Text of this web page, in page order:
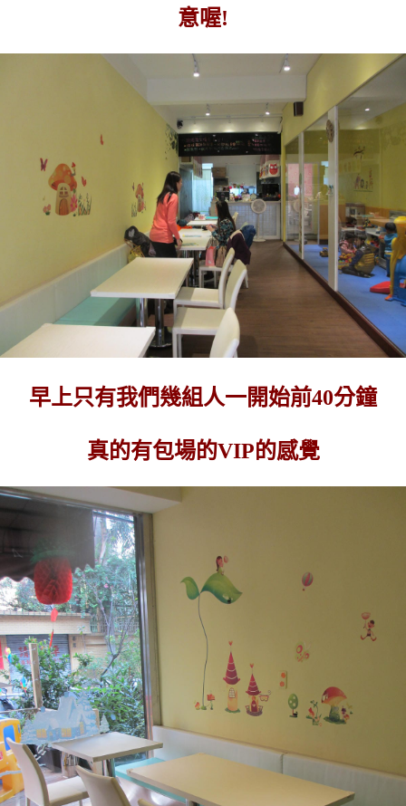
意喔!
早上只有我們幾組人一開始前40分鐘
真的有包場的VIP的感覺